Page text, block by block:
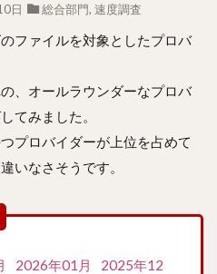
日 総合部門, 速度調査
ファイルを対象としたプロバ
、オールラウンダーなプロバ
てみました。
プロバイダーが上位を占めて
いなさそうです。
2026年01月
2025年12